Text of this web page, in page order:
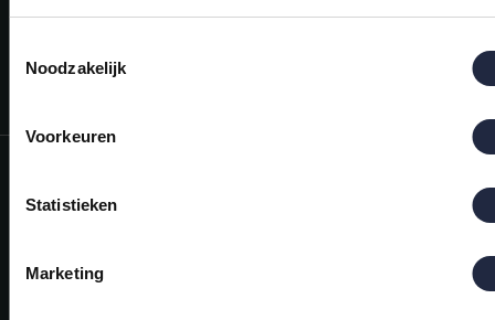
Noodzakelijk
Voorkeuren
Statistieken
Marketing
Vragen?
Mijn account